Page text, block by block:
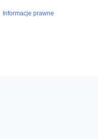
Informacje prawne